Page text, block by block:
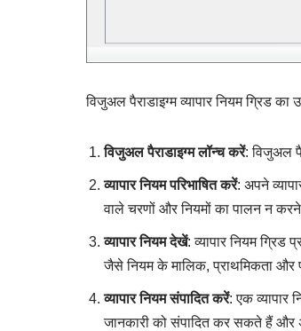
विजुअल पैराडाइग्म व्यापार नियम ग्रिड
विजुअल पैराडाइग्म लॉन्च करें: विजुअल
व्यापार नियम परिभाषित करें: अपने
वाले चरणों और नियमों का पालन न करने
व्यापार नियम देखें: व्यापार नियम ग्रिड
जैसे नियम के मालिक, प्राथमिकता और
व्यापार नियम संपादित करें: एक व्यापार
जानकारी को संपादित कर सकते हैं